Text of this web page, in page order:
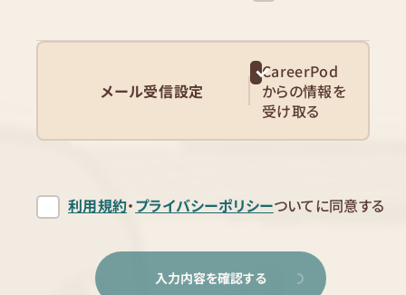
メール受信設定
CareerPod
からの情報を
受け取る
利用規約・プライバシーポリシーついてに同意する
入力内容を確認する